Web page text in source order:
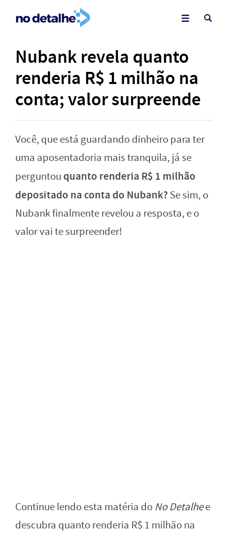
Nubank revela quanto
renderia R$ 1 milhão na
conta; valor surpreende
Você, que está guardando dinheiro para ter
uma aposentadoria mais tranquila, já se
perguntou quanto renderia R$ 1 milhão
depositado na conta do Nubank?Se sim, o
Nubank finalmente revelou a resposta, e o
valor vai te surpreender!
Continue lendo esta matéria do No Detalhee
descubra quanto renderia R$ 1 milhão na